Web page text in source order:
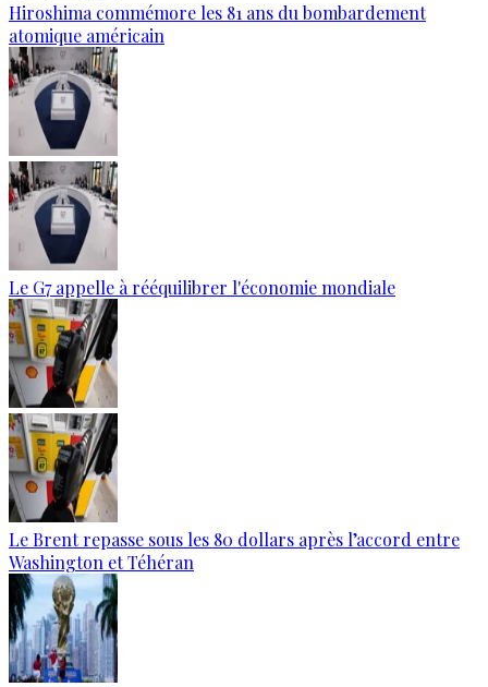
Hiroshima commémore les 81 ans du bombardement
atomique américain
Le G7 appelle à rééquilibrer l'économie mondiale
Le Brent repasse sous les 80 dollars après l’accord entre
Washington et Téhéran